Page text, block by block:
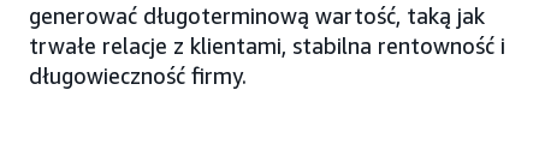
generować długoterminową wartość, taką jak
trwałe relacje z klientami, stabilna rentowność i
długowieczność firmy.